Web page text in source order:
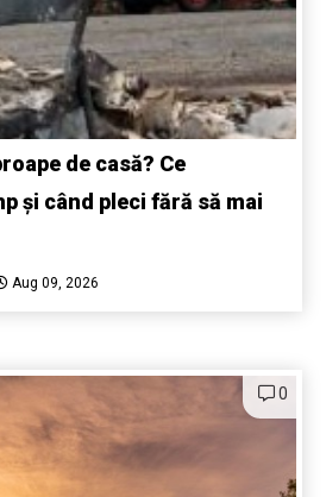
de casă? Ce
și când pleci fără să mai
Aug 09, 2026
0